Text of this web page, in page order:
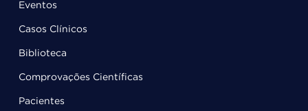
Eventos
Casos Clínicos
Biblioteca
Comprovações Científicas
Pacientes